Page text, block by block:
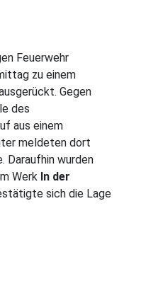
Feuerwehr
zu einem
Gegen
des
aus einem
meldeten dort
Daraufhin wurden
Werk In der
sich die Lage